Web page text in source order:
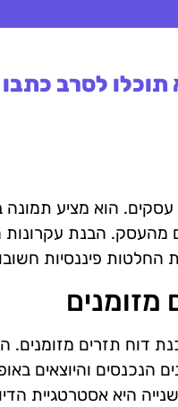
לסרב כתבו
עסקים. הוא מציע
מהעסק. הבנת
פיננסיות
מזומנים
דוח תזרים מזומנים.
הנכנסים והיוצאים
היא אסטרטגיית